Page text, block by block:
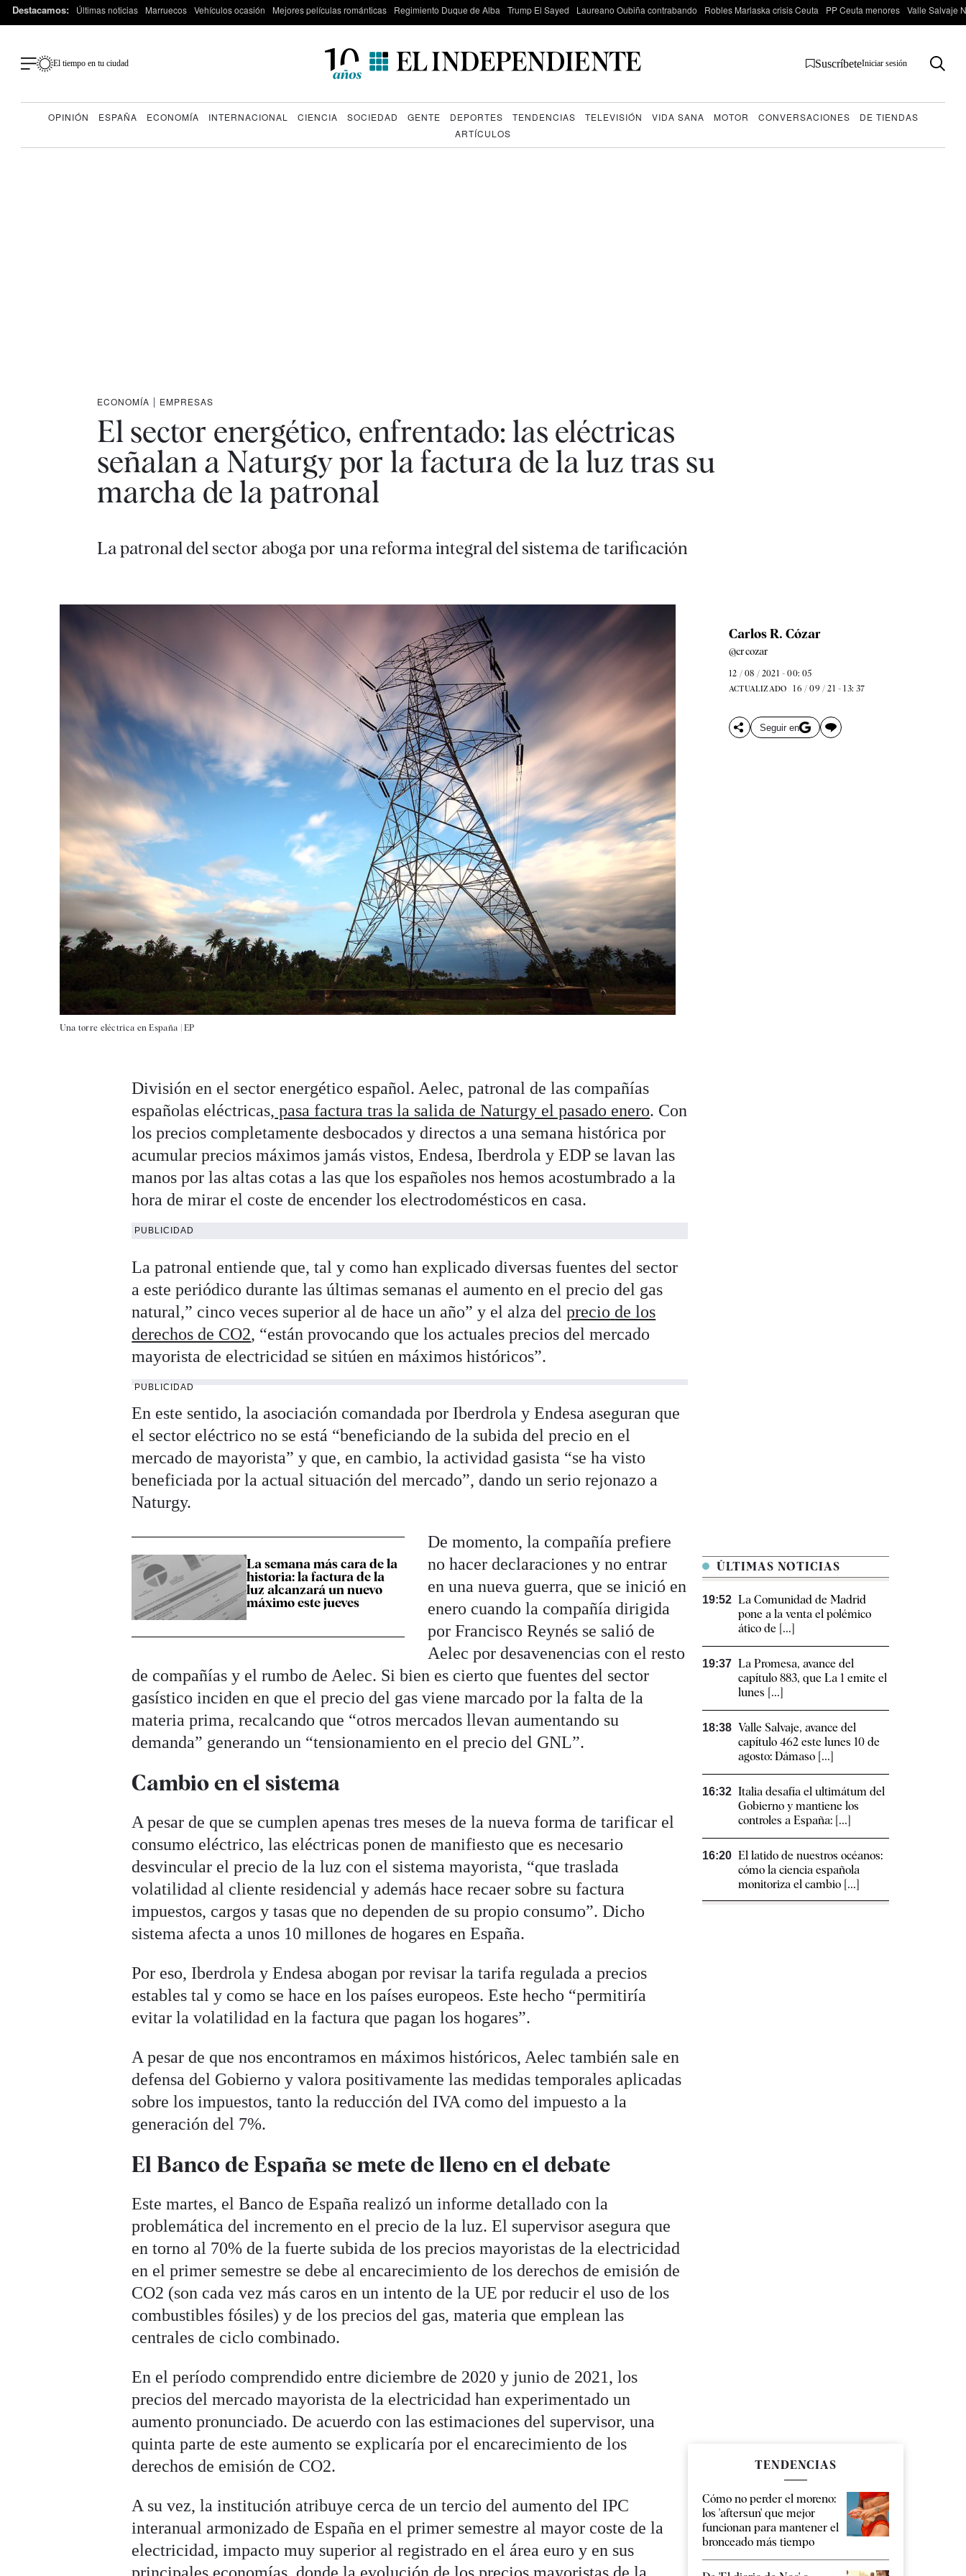
Destacamos: Últimas noticias Marruecos Vehículos ocasión Mejores películas románticas Regimiento Duque de Alba Trump El Sayed Laureano Oubiña contrabando Robles Marlaska crisis Ceuta PP Ceuta menores Valle Salvaje
El tiempo en tu ciudad SuscríbeteIniciar sesión
OPINIÓN ESPAÑA ECONOMÍA INTERNACIONAL CIENCIA SOCIEDAD GENTE DEPORTES TENDENCIAS TELEVISIÓN VIDA SANA MOTOR CONVERSACIONES
DE TIENDAS
ARTÍCULOS
ECONOMÍA | EMPRESAS
El sector energético, enfrentado: las eléctricas
señalan a Naturgy por la factura de la luz tras su
marcha de la patronal
La patronal del sector aboga por una reforma integral del sistema de tarificación
Una torre eléctrica en España |EP
Carlos R. Cózar
@crcozar
12 / 08 / 2021 - 00: 05
ACTUALIZADO 16 / 09 / 21 - 13: 37
Seguir en
División en el sector energético español. Aelec, patronal de las compañías
españolas eléctricas, pasa factura tras la salida de Naturgy el pasado enero. Con
los precios completamente desbocados y directos a una semana histórica por
acumular precios máximos jamás vistos, Endesa, Iberdrola y EDP se lavan las
manos por las altas cotas a las que los españoles nos hemos acostumbrado a la
hora de mirar el coste de encender los electrodomésticos en casa.
PUBLICIDAD
La patronal entiende que, tal y como han explicado diversas fuentes del sector
a este periódico durante las últimas semanas el aumento en el precio del gas
natural,” cinco veces superior al de hace un año” y el alza delprecio de los
derechos de CO2, “están provocando que los actuales precios del mercado
mayorista de electricidad se sitúen en máximos históricos”.
PUBLICIDAD
En este sentido, la asociación comandada por Iberdrola y Endesa aseguran que
el sector eléctrico no se está “beneficiando de la subida del precio en el
mercado de mayorista” y que, en cambio, la actividad gasista “se ha visto
beneficiada por la actual situación del mercado”, dando un serio rejonazo a
Naturgy.
La semana más cara de la
historia: la factura de la
luz alcanzará un nuevo
máximo este jueves
De momento, la compañía prefiere
no hacer declaraciones y no entrar
en una nueva guerra, que se inició en
enero cuando la compañía dirigida
por Francisco Reynés se salió de
Aelec por desavenencias con el resto
de compañías y el rumbo de Aelec. Si bien es cierto que fuentes del sector
gasístico inciden en que el precio del gas viene marcado por la falta de la
materia prima, recalcando que “otros mercados llevan aumentando su
demanda” generando un “tensionamiento en el precio del GNL”.
Cambio en el sistema
A pesar de que se cumplen apenas tres meses de la nueva forma de tarificar el
consumo eléctrico, las eléctricas ponen de manifiesto que es necesario
desvincular el precio de la luz con el sistema mayorista, “que traslada
volatilidad al cliente residencial y además hace recaer sobre su factura
impuestos, cargos y tasas que no dependen de su propio consumo”. Dicho
sistema afecta a unos 10 millones de hogares en España.
Por eso, Iberdrola y Endesa abogan por revisar la tarifa regulada a precios
estables tal y como se hace en los países europeos. Este hecho “permitiría
evitar la volatilidad en la factura que pagan los hogares”.
A pesar de que nos encontramos en máximos históricos, Aelec también sale en
defensa del Gobierno y valora positivamente las medidas temporales aplicadas
sobre los impuestos, tanto la reducción del IVA como del impuesto a la
generación del 7%.
El Banco de España se mete de lleno en el debate
Este martes, el Banco de España realizó un informe detallado con la
problemática del incremento en el precio de la luz. El supervisor asegura que
en torno al 70% de la fuerte subida de los precios mayoristas de la electricidad
en el primer semestre se debe al encarecimiento de los derechos de emisión de
CO2 (son cada vez más caros en un intento de la UE por reducir el uso de los
combustibles fósiles) y de los precios del gas, materia que emplean las
centrales de ciclo combinado.
En el período comprendido entre diciembre de 2020 y junio de 2021, los
precios del mercado mayorista de la electricidad han experimentado un
aumento pronunciado. De acuerdo con las estimaciones del supervisor, una
quinta parte de este aumento se explicaría por el encarecimiento de los
derechos de emisión de CO2.
A su vez, la institución atribuye cerca de un tercio del aumento del IPC
interanual armonizado de España en el primer semestre al mayor coste de la
electricidad, impacto muy superior al registrado en el área euro y en sus
ÚLTIMAS NOTICIAS
19:52 La Comunidad de Madrid
pone a la venta el polémico
ático de [...]
19:37 La Promesa, avance del
capítulo 883, que La 1 emite el
lunes [...]
18:38 Valle Salvaje, avance del
capítulo 462 este lunes 10 de
agosto: Dámaso [...]
16:32 Italia desafía el ultimátum del
Gobierno y mantiene los
controles a España: [...]
16:20 El latido de nuestros océanos:
cómo la ciencia española
monitoriza el cambio [...]
TENDENCIAS
Cómo no perder el moreno:
los 'aftersun' que mejor
funcionan para mantener el
bronceado más tiempo